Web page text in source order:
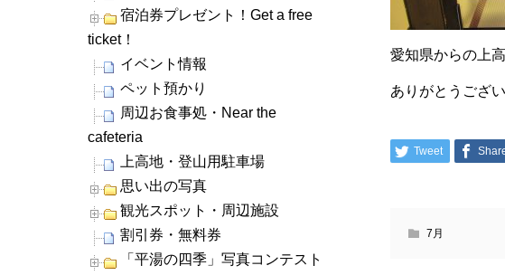
愛知県からの上
ありがとうござい
Tweet
7月
宿泊券プレゼント！Get a free
ticket！
イベント情報
ペット預かり
周辺お食事処・Near the
cafeteria
上高地・登山用駐車場
思い出の写真
観光スポット・周辺施設
割引券・無料券
「平湯の四季」写真コンテスト